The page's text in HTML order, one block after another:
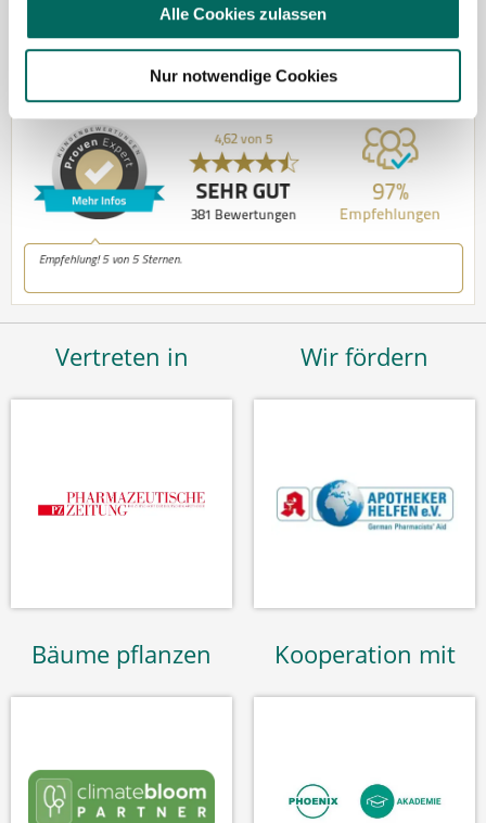
Alle Cookies zulassen
Nur notwendige Cookies
Fax: +49 (0) 521 / 911 730 31
hallo@deutscher-apotheker-service.de
Vertreten in Wir fördern
Bäume pflanzen Kooperation mit